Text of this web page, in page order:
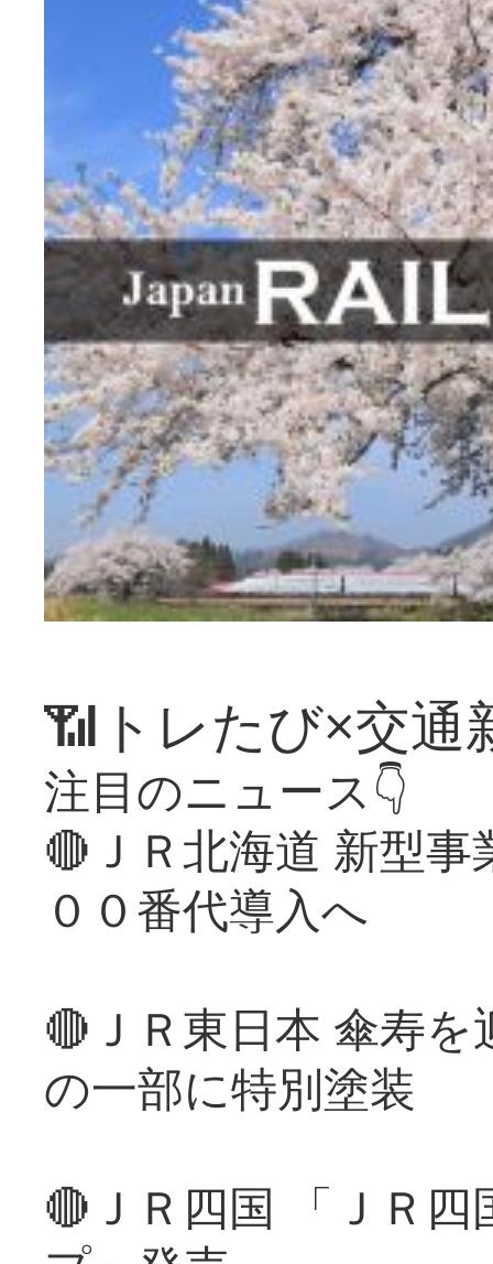
📶トレたび×交通
注目のニュース👇
🔴ＪＲ北海道 新型
００番代導入へ
🔴ＪＲ東日本 傘寿
の一部に特別塗装
🔴ＪＲ四国 「ＪＲ